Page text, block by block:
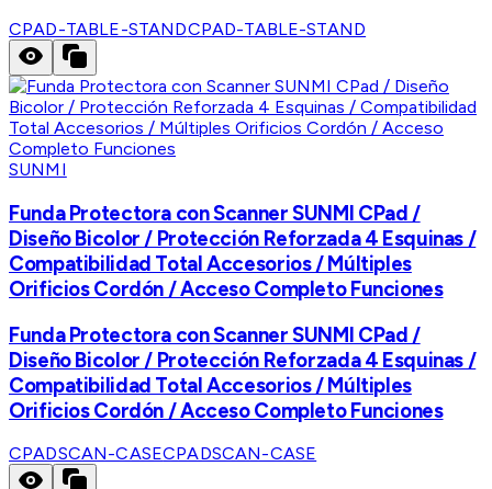
CPAD-TABLE-STANDCPAD-TABLE-STAND
SUNMI
Funda Protectora con Scanner SUNMI CPad /
Diseño Bicolor / Protección Reforzada 4 Esquinas /
Compatibilidad Total Accesorios / Múltiples
Orificios Cordón / Acceso Completo Funciones
Funda Protectora con Scanner SUNMI CPad /
Diseño Bicolor / Protección Reforzada 4 Esquinas /
Compatibilidad Total Accesorios / Múltiples
Orificios Cordón / Acceso Completo Funciones
CPADSCAN-CASECPADSCAN-CASE